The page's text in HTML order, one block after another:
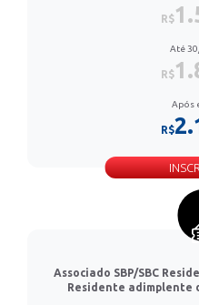
R$
Até
R$
Após
R$
Associado SBP/SBC
Residente adimplente